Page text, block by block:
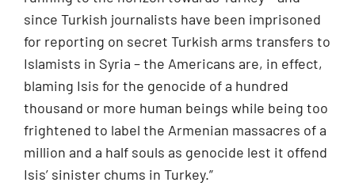
since Turkish journalists have been imprisoned
for reporting on secret Turkish arms transfers to
Islamists in Syria – the Americans are, in effect,
blaming Isis for the genocide of a hundred
thousand or more human beings while being too
frightened to label the Armenian massacres of a
million and a half souls as genocide lest it offend
Isis’ sinister chums in Turkey.”